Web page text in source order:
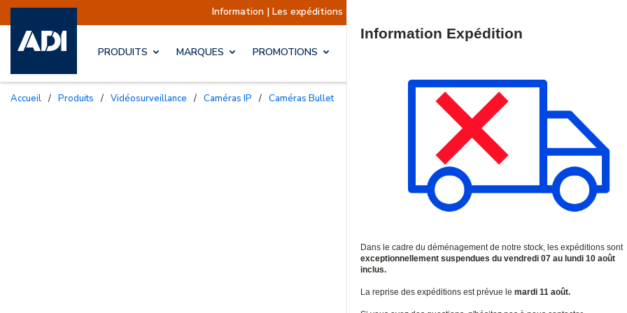
Information | Les expéditions sont actuellement suspendues Reprise prévue le
PRODUITS MARQUES PROMOTIONS
Accueil / Produits / Vidéosurveillance / Caméras IP / Caméras Bullet